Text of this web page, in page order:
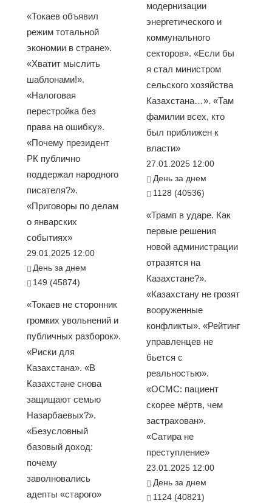
«Токаев объявил
режим тотальной
экономии в стране».
«Хватит мыслить
шаблонами!».
«Налоговая
перестройка без
права на ошибку».
«Почему президент
РК публично
поддержал народного
писателя?».
«Приговоры по делам
о январских
событиях»
29.01.2025 12:00
День за днем
149 (45874)
«Токаев не сторонник
громких увольнений и
публичных разборок».
«Риски для
Казахстана». «В
Казахстане снова
защищают семью
Назарбаевых?».
«Безусловный
базовый доход:
почему
заволновались
адепты «старого»
модернизации
энергетического и
коммунального
секторов». «Если бы
я стал министром
сельского хозяйства
Казахстана…». «Там
фамилии всех, кто
был приближен к
власти»
27.01.2025 12:00
День за днем
1128 (40536)
«Трамп в ударе. Как
первые решения
новой администрации
отразятся на
Казахстане?».
«Казахстану не грозят
вооруженные
конфликты». «Рейтинг
управленцев не
бьется с
реальностью».
«ОСМС: пациент
скорее мёртв, чем
застрахован».
«Сатира не
преступление»
23.01.2025 12:00
День за днем
1124 (40821)